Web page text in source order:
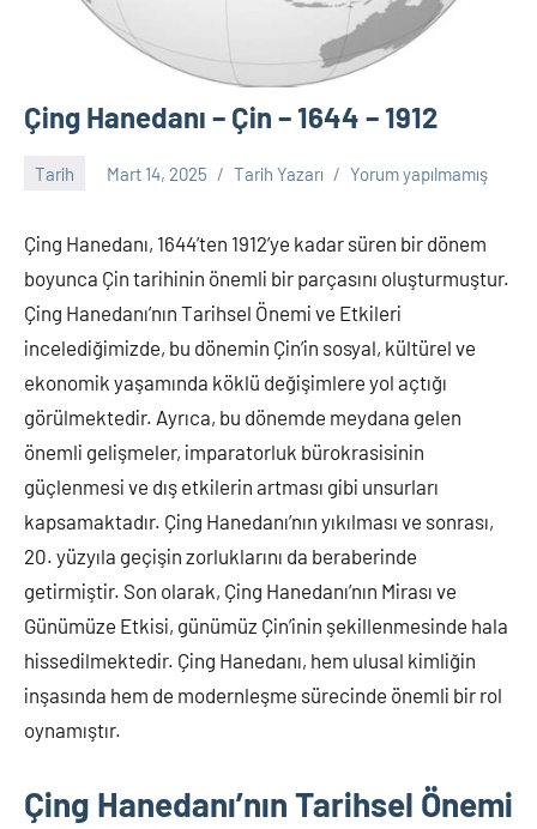
Çing Hanedanı – Çin – 1644 – 1912
Tarih Mart 14, 2025 Tarih Yazarı Yorum yapılmamış
Çing Hanedanı, 1644’ten 1912’ye kadar süren bir dönem
boyunca Çin tarihinin önemli bir parçasını oluşturmuştur.
Çing Hanedanı’nın Tarihsel Önemi ve Etkileri
incelediğimizde, bu dönemin Çin’in sosyal, kültürel ve
ekonomik yaşamında köklü değişimlere yol açtığı
görülmektedir. Ayrıca, bu dönemde meydana gelen
önemli gelişmeler, imparatorluk bürokrasisinin
güçlenmesi ve dış etkilerin artması gibi unsurları
kapsamaktadır. Çing Hanedanı’nın yıkılması ve sonrası,
20. yüzyıla geçişin zorluklarını da beraberinde
getirmiştir. Son olarak, Çing Hanedanı’nın Mirası ve
Günümüze Etkisi, günümüz Çin’inin şekillenmesinde hala
hissedilmektedir. Çing Hanedanı, hem ulusal kimliğin
inşasında hem de modernleşme sürecinde önemli bir rol
oynamıştır.
Çing Hanedanı’nın Tarihsel Önemi